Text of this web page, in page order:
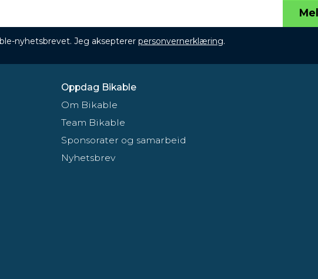
nyhetsbrevet. Jeg aksepterer personvernerklæring.
Oppdag Bikable
Om Bikable
Team Bikable
Sponsorater og samarbeid
Nyhetsbrev